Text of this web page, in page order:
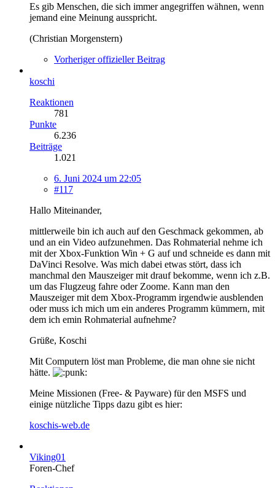
Es gib Menschen, die sich immer angegriffen wähnen, wenn
jemand eine Meinung ausspricht.
(Christian Morgenstern)
Vorheriger offizieller Beitrag
koschi
Reaktionen
781
Punkte
6.236
Beiträge
1.021
6. Juni 2024 um 22:05
#117
Hallo Miteinander,
mittlerweile bin ich auch auf den Geschmack gekommen, ab
und an ein Video aufzunehmen. Das Rohmaterial nehme ich
mit der Xbox-Funktion Win + G auf und schneide es dann mit
DaVinci Resolve. Was mich dabei etwas stört, dass ich
manchmal den Mauszeiger mit drauf bekomme, wenn ich z.B.
um das Flugzeug fahre oder Zoome. Kann man den
Mauszeiger mit dem Xbox-Programm irgendwie ausblenden
oder muss ich mich um ein anderes Programm kümmern, mit
dem ich emin Rohmaterial aufnehme?
Grüße, Koschi
Mit Computern löst man Probleme, die man ohne sie nicht
hätte.
Meine Missionen (Free- & Payware) für den MSFS und
einige nützliche Tipps dazu gibt es hier:
koschis-web.de
Viking01
Foren-Chef